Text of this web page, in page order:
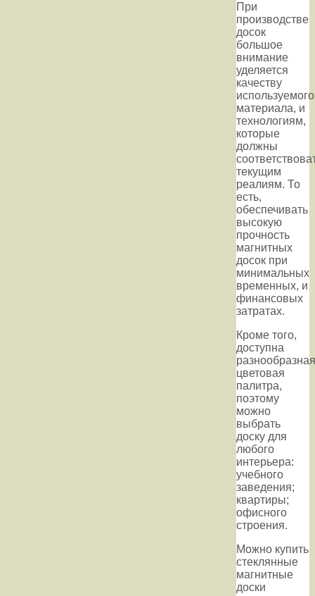
При
производстве
досок
большое
внимание
уделяется
качеству
используемого
материала, и
технологиям,
которые
должны
текущим
реалиям. То
есть,
обеспечивать
высокую
прочность
магнитных
досок при
минимальных
временных, и
финансовых
затратах.
Кроме того,
доступна
разнообразная
цветовая
палитра,
поэтому
можно
выбрать
доску для
любого
интерьера:
учебного
заведения;
квартиры;
офисного
строения.
Можно купить
стеклянные
магнитные
доски